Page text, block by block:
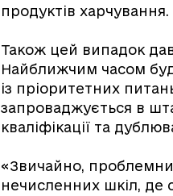
продуктів харчування.
Також цей випадок
Найближчим часом
із пріоритетних
запроваджується в
кваліфікації та
«Звичайно,
нечисленних шкіл, де